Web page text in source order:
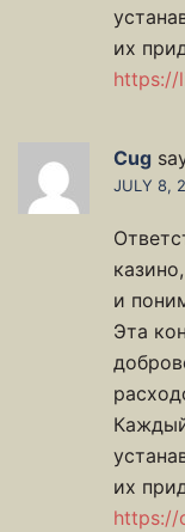
их
https://
Cug
JULY 8,
и
Эта
их
https://